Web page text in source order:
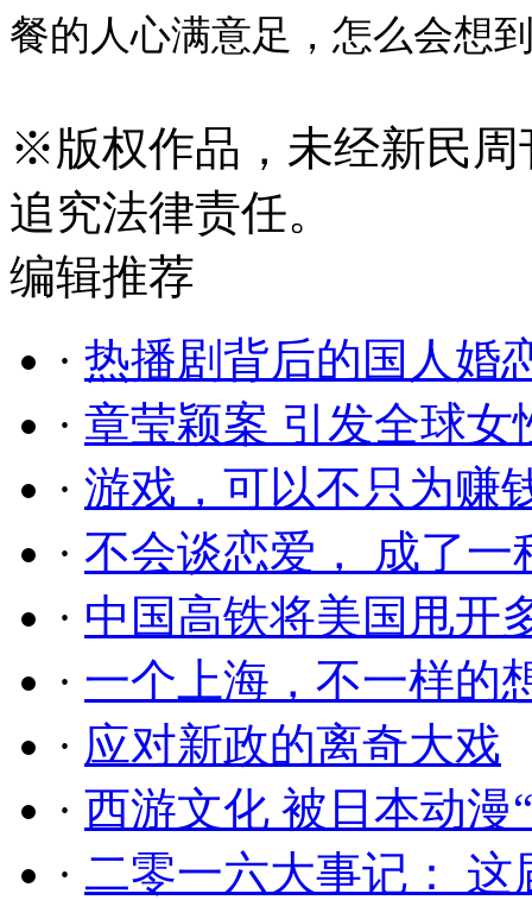
餐的人心满意足，怎么会想
※版权作品，未经新民
追究法律责任。
编辑推荐
· 热播剧背后的国人婚
· 章莹颖案 引发全球女
· 游戏，可以不只为赚
· 不会谈恋爱， 成了一
· 中国高铁将美国甩开
· 一个上海，不一样的
· 应对新政的离奇大戏
· 西游文化 被日本动漫
· 二零一六大事记：